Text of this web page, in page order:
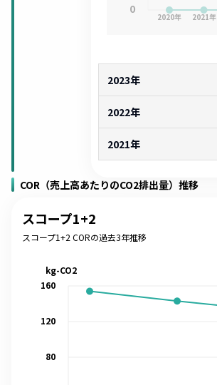
2020年 2021年
0
2023年
2022年
2021年
COR（売上高あたりのCO2排出量）推移
スコープ1+2
スコープ1+2 CORの過去3年推移
80
120
160
kg-CO2